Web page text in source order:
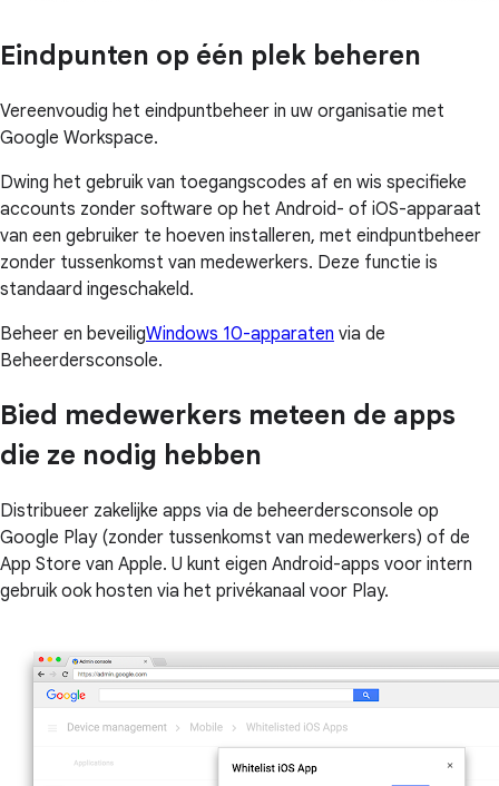
Eindpunten op één plek beheren
Vereenvoudig het eindpuntbeheer in uw organisatie met
Google Workspace.
Dwing het gebruik van toegangscodes af en wis specifieke
accounts zonder software op het Android- of iOS-apparaat
van een gebruiker te hoeven installeren, met eindpuntbeheer
zonder tussenkomst van medewerkers. Deze functie is
standaard ingeschakeld.
Beheer en beveiligWindows 10-apparaten via de
Beheerdersconsole.
Bied medewerkers meteen de apps
die ze nodig hebben
Distribueer zakelijke apps via de beheerdersconsole op
Google Play (zonder tussenkomst van medewerkers) of de
App Store van Apple. U kunt eigen Android-apps voor intern
gebruik ook hosten via het privékanaal voor Play.